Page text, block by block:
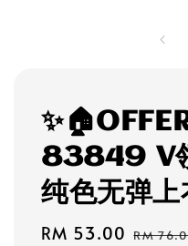
83849 V
纯色无弹上
Sale
RM 53.00 RM